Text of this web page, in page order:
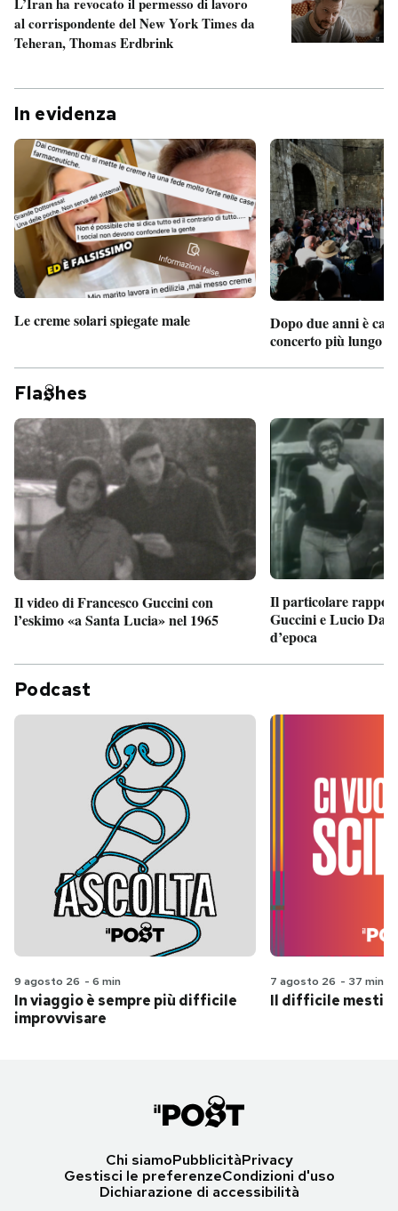
L’Iran ha revocato il permesso di lavoro
al corrispondente del New York Times da
Teheran, Thomas Erdbrink
In evidenza
Le creme solari spiegate male
Dopo due anni è
concerto più lungo
Fla hes
Il video di Francesco Guccini con
l’eskimo «a Santa Lucia» nel 1965
Il particolare
Guccini e Lucio
d’epoca
Podcast
9 agosto 26 - 6 min
In viaggio è sempre più difficile
improvvisare
7 agosto 26 - 37 min
Il difficile
Chi siamoPubblicitàPrivacy
Gestisci le preferenzeCondizioni d'uso
Dichiarazione di accessibilità